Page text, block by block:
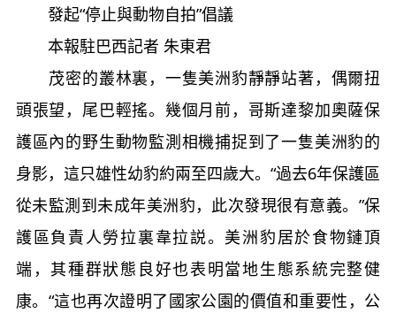
發起“停止與動物自拍”倡議
本報駐巴西記者 朱東君
茂密的叢林裏，一隻美洲豹靜靜站著，偶爾扭
頭張望，尾巴輕搖。幾個月前，哥斯達黎加奧薩保
護區內的野生動物監測相機捕捉到了一隻美洲豹的
身影，這只雄性幼豹約兩至四歲大。“過去6年保護區
從未監測到未成年美洲豹，此次發現很有意義。”保
護區負責人勞拉裏韋拉説。美洲豹居於食物鏈頂
端，其種群狀態良好也表明當地生態系統完整健
康。“這也再次證明了國家公園的價值和重要性，公